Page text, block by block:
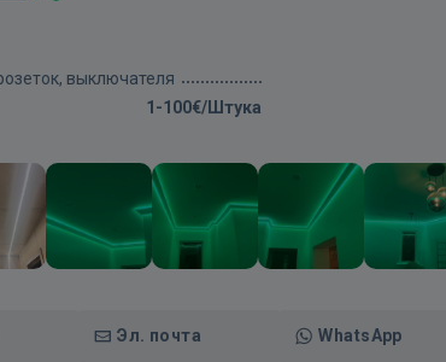
выключателя
1-100€/Штука
Эл. почта WhatsApp